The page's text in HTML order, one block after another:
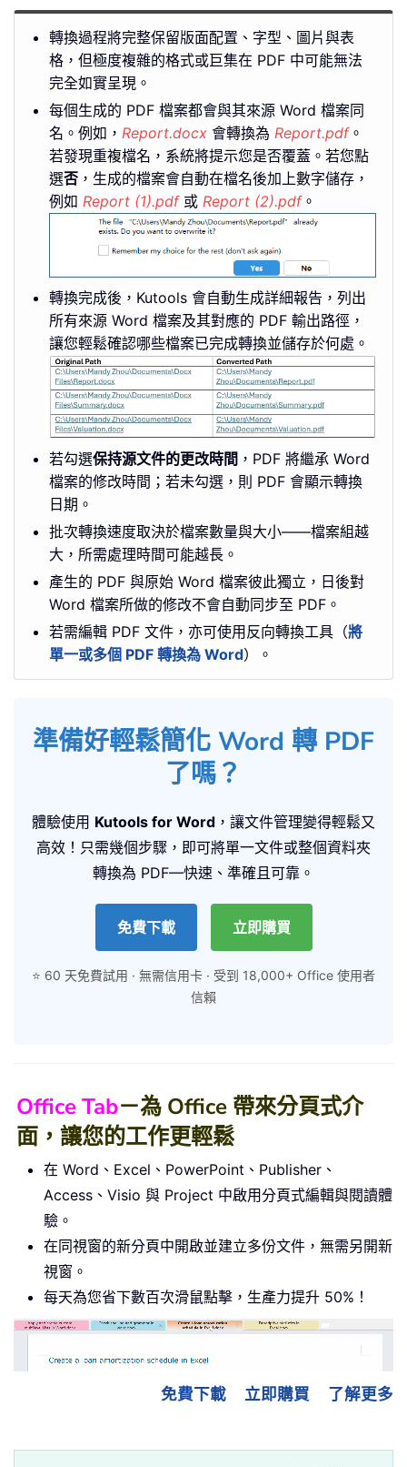
轉換過程將完整保留版面配置、字型、圖片與表
格，但極度複雜的格式或巨集在 PDF 中可能無法
完全如實呈現。
每個生成的 PDF 檔案都會與其來源 Word 檔案同
名。例如， Report.docx 會轉換為 Report.pdf。
若發現重複檔名，系統將提示您是否覆蓋。若您點
選否 ，生成的檔案會自動在檔名後加上數字儲存，
例如 Report (1).pdf或 Report (2).pdf。
轉換完成後，Kutools 會自動生成詳細報告，列出
所有來源 Word 檔案及其對應的 PDF 輸出路徑，
讓您輕鬆確認哪些檔案已完成轉換並儲存於何處。
若勾選保持源文件的更改時間 ，PDF 將繼承 Word
檔案的修改時間；若未勾選，則 PDF 會顯示轉換
日期。
批次轉換速度取決於檔案數量與大小——檔案組越
大，所需處理時間可能越長。
產生的 PDF 與原始 Word 檔案彼此獨立，日後對
Word 檔案所做的修改不會自動同步至 PDF。
若需編輯 PDF 文件，亦可使用反向轉換工具（將
單一或多個 PDF 轉換為 Word）。
準備好輕鬆簡化 Word 轉 PDF
了嗎？
體驗使用 Kutools for Word ，讓文件管理變得輕鬆又
高效！只需幾個步驟，即可將單一文件或整個資料夾
轉換為 PDF—快速、準確且可靠。
免費下載 立即購買
⭐ 60 天免費試用 · 無需信用卡 · 受到 18,000+ Office 使用者
信賴
Office Tab－為 Office 帶來分頁式介
面，讓您的工作更輕鬆
在 Word、Excel、PowerPoint、Publisher、
Access、Visio 與 Project 中啟用分頁式編輯與閱讀體
驗。
在同視窗的新分頁中開啟並建立多份文件，無需另開新
視窗。
每天為您省下數百次滑鼠點擊，生產力提升 50%！
免費下載 立即購買 了解更多